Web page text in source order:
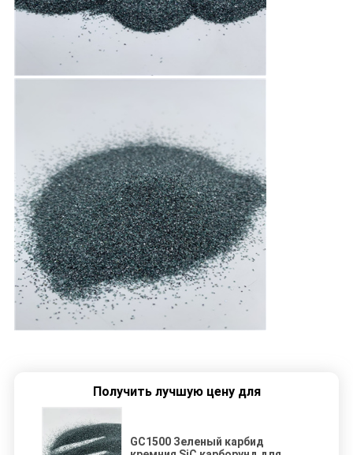
Получить лучшую цену для
GC1500 Зеленый карбид